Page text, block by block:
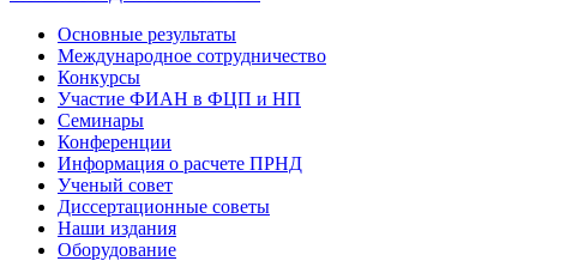
Основные результаты
Международное сотрудничество
Конкурсы
Участие ФИАН в ФЦП и НП
Семинары
Конференции
Информация о расчете ПРНД
Ученый совет
Диссертационные советы
Наши издания
Оборудование